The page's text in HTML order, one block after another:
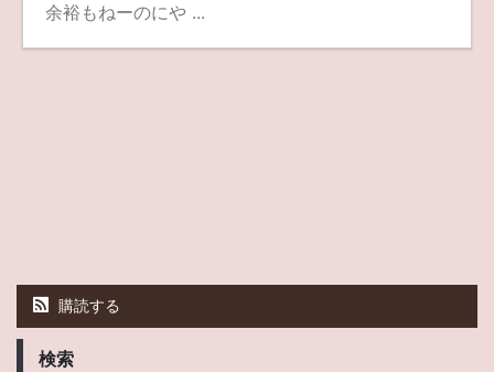
余裕もねーのにや ...
購読する
検索